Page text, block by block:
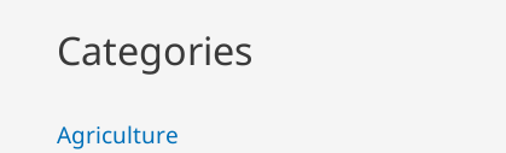
Categories
Agriculture